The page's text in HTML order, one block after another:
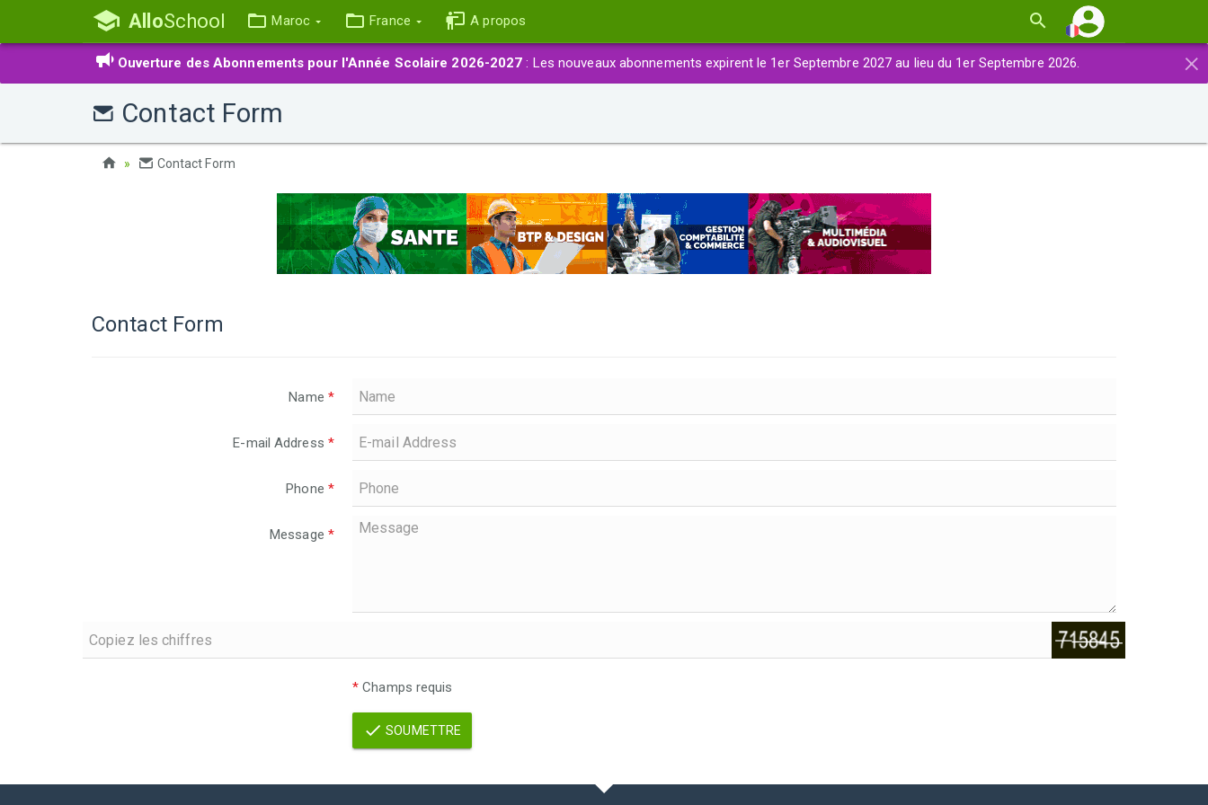
AlloSchool Maroc France A propos
×
Ouverture des Abonnements pour l'Année Scolaire 2026-2027 : Les nouveaux abonnements expirent le 1er Septembre 2027 au lieu du 1er Septembre 2026.
Contact Form
Contact Form
Contact Form
Name *
E-mail Address *
Phone *
Message *
* Champs requis
SOUMETTRE